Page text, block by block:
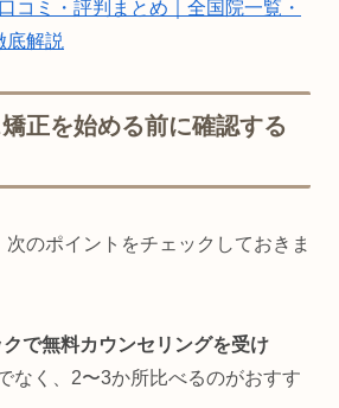
コミ・評判まとめ｜全国院一覧・
底解説
正を始める前に確認する
のポイントをチェックしておきま
で無料カウンセリングを受け
なく、2〜3か所比べるのがおすす